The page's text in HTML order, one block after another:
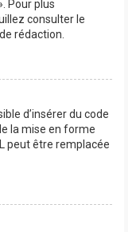
Pour plus
consulter le
rédaction.
d’insérer du code
la mise en forme
peut être remplacée